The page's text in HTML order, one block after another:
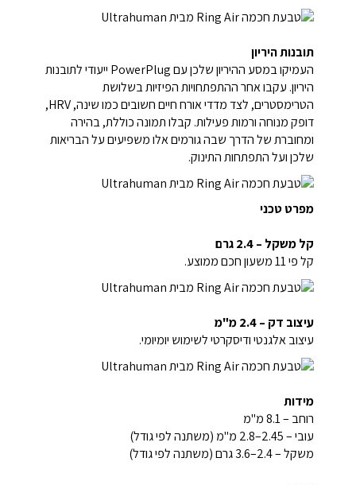
תובנות היריון
העמיקו במסע ההיריון שלכן עם PowerPlug ייעודי לתובנות
היריון. עקבו אחר ההתפתחויות הפיזיות בשלושת
הטרימסטרים, לצד מדדי אורח חיים חשובים כמו שינה, HRV,
דופק מנוחה ורמות פעילות. קבלו תמונה כוללת, בהירה
ומחוברת של הדרך שבה גורמים אלו משפיעים על הבריאות
שלכן ועל התפתחות התינוק.
מפרט טכני
קל משקל – 2.4 גרם
קל פי 11 משעון חכם ממוצע.
עיצוב דק – 2.4 מ"מ
עיצוב אלגנטי ודיסקרטי לשימוש יומיומי.
מידות
רוחב – 8.1 מ"מ
עובי – 2.45–2.8 מ"מ (משתנה לפי גודל)
משקל – 2.4–3.6 גרם (משתנה לפי גודל)